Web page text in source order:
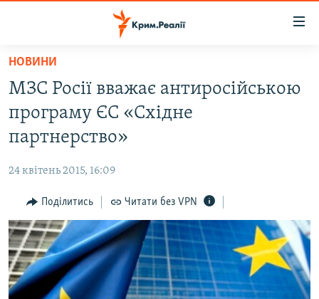
Перейти
основного
матеріалу
Перейти
до
основної
Перейти
до
пошуку
ВІДЕО ТА ФОТО
БЛОГИ
ПОГЛЯД
ІНТЕРВ'Ю
ВСЕ ЗА ДЕНЬ
СПЕЦПРОЕКТИ
НОВИНИ
МЗС Росії вважає антиросійською
програму ЄС «Східне
партнерство»
24 квітень 2015, 16:09
Поділитись Читати без VPN